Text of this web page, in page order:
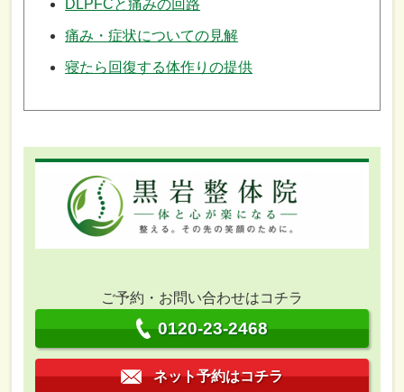
DLPFCと痛みの回路
痛み・症状についての見解
寝たら回復する体作りの提供
ご予約・お問い合わせはコチラ
0120-23-2468
ネット予約はコチラ